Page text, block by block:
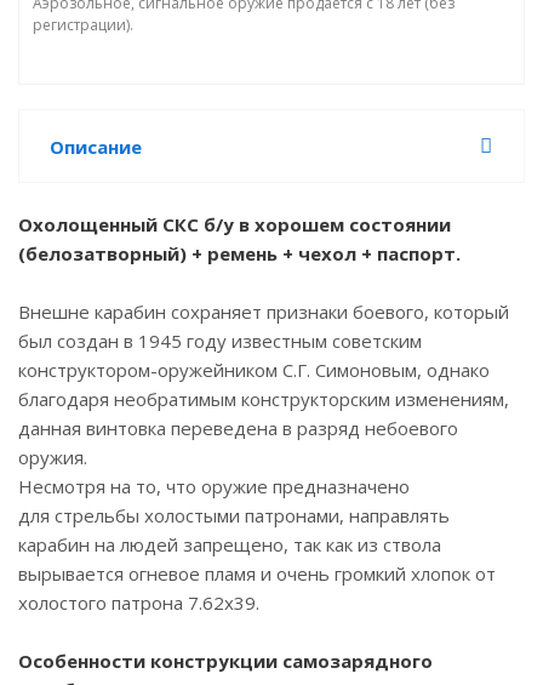
регистрации).
Описание
Охолощенный СКС б/у в хорошем состоянии
(белозатворный) + ремень + чехол + паспорт.
Внешне карабин сохраняет признаки боевого, который
был создан в 1945 году известным советским
конструктором-оружейником С.Г. Симоновым, однако
благодаря необратимым конструкторским изменениям,
данная винтовка переведена в разряд небоевого
оружия.
Несмотря на то, что оружие предназначено
для стрельбы холостыми патронами, направлять
карабин на людей запрещено, так как из ствола
вырывается огневое пламя и очень громкий хлопок от
холостого патрона 7.62х39.
Особенности конструкции самозарядного